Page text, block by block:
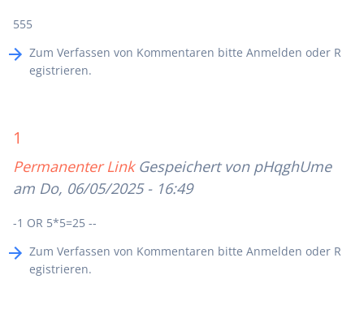
555
Zum Verfassen von Kommentaren bitte Anmelden oder R
egistrieren.
1
Permanenter Link Gespeichert von pHqghUme
am Do, 06/05/2025 - 16:49
-1 OR 5*5=25 --
Zum Verfassen von Kommentaren bitte Anmelden oder R
egistrieren.